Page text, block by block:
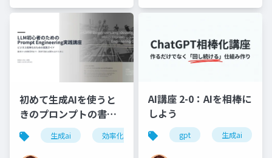
初めて生成AIを使うと
きのプロンプトの書き
方
生成ai 効率化 情報整理
AI講座 2-0：AIを相棒に
しよう
gpt 生成ai